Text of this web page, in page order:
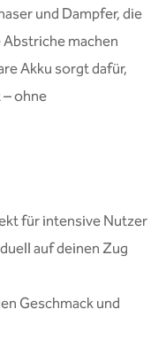
und Dampfer, die
machen
Akku sorgt dafür,
– ohne
für intensive Nutzer
auf deinen Zug
Geschmack und